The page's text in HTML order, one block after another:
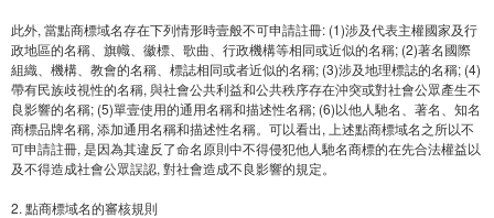
此外, 當點商標域名存在下列情形時壹般不可申請註冊: (1)涉及代表主權國家及行
政地區的名稱、旗幟、徽標、歌曲、行政機構等相同或近似的名稱; (2)著名國際
組織、機構、教會的名稱、標誌相同或者近似的名稱; (3)涉及地理標誌的名稱; (4)
帶有民族歧視性的名稱, 與社會公共利益和公共秩序存在沖突或對社會公眾產生不
良影響的名稱; (5)單壹使用的通用名稱和描述性名稱; (6)以他人馳名、著名、知名
商標品牌名稱, 添加通用名稱和描述性名稱。可以看出, 上述點商標域名之所以不
可申請註冊, 是因為其違反了命名原則中不得侵犯他人馳名商標的在先合法權益以
及不得造成社會公眾誤認, 對社會造成不良影響的規定。
2. 點商標域名的審核規則